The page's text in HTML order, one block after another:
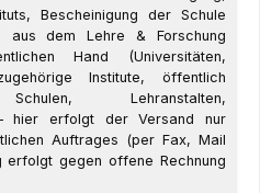
Bescheinigung der Schule
aus dem Lehre & Forschung
Hand (Universitäten,
Institute, öffentlich
Lehranstalten,
– hier erfolgt der Versand nur
Auftrages (per Fax, Mail
gegen offene Rechnung